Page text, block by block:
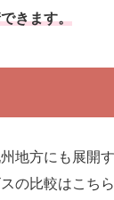
きます。
地方にも展開
の比較はこちら